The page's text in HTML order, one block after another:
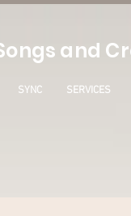
and
SYNC SERVICES